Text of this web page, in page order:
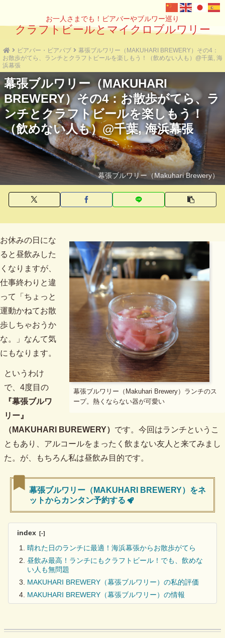
お一人さまでも！ビアバーやブルワー巡り
クラフトビールとマイクロブルワリー
ビアバー・ビアパブ
幕張ブルワリー（MAKUHARI BREWERY）その4：
お散歩がてら、ランチとクラフトビールを楽しもう！（飲めない人も）@千葉, 海
浜幕張
幕張ブルワリー（MAKUHARI
BREWERY）その4：お散歩がてら、ラ
ンチとクラフトビールを楽しもう！
（飲めない人も）@千葉, 海浜幕張
幕張ブルワリー（Makuhari Brewery）
幕張ブルワリー（Makuhari Brewery）ランチのス
ープ。熱くならない器が可愛い
お休みの日にな
ると昼飲みした
くなりますが、
仕事終わりと違
って「ちょっと
運動かねてお散
歩しちゃおうか
な。」なんて気
にもなります。
というわけ
で、4度目の
『幕張ブルワ
リー』
（MAKUHARI BUREWERY） です。今回はランチというこ
ともあり、アルコールをまったく飲まない友人と来てみまし
た。が、もちろん私は昼飲み目的です。
幕張ブルワリー（MAKUHARI BREWERY）をネ
ットからカンタン予約する
index
晴れた日のランチに最適！海浜幕張からお散歩がてら
昼飲み最高！ランチにもクラフトビール！でも、飲めな
い人も無問題
MAKUHARI BREWERY（幕張ブルワリー）の私的評価
MAKUHARI BREWERY（幕張ブルワリー）の情報